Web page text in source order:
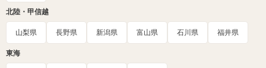
北陸・甲信越
山梨県 長野県 新潟県 富山県 石川県 福井県
東海